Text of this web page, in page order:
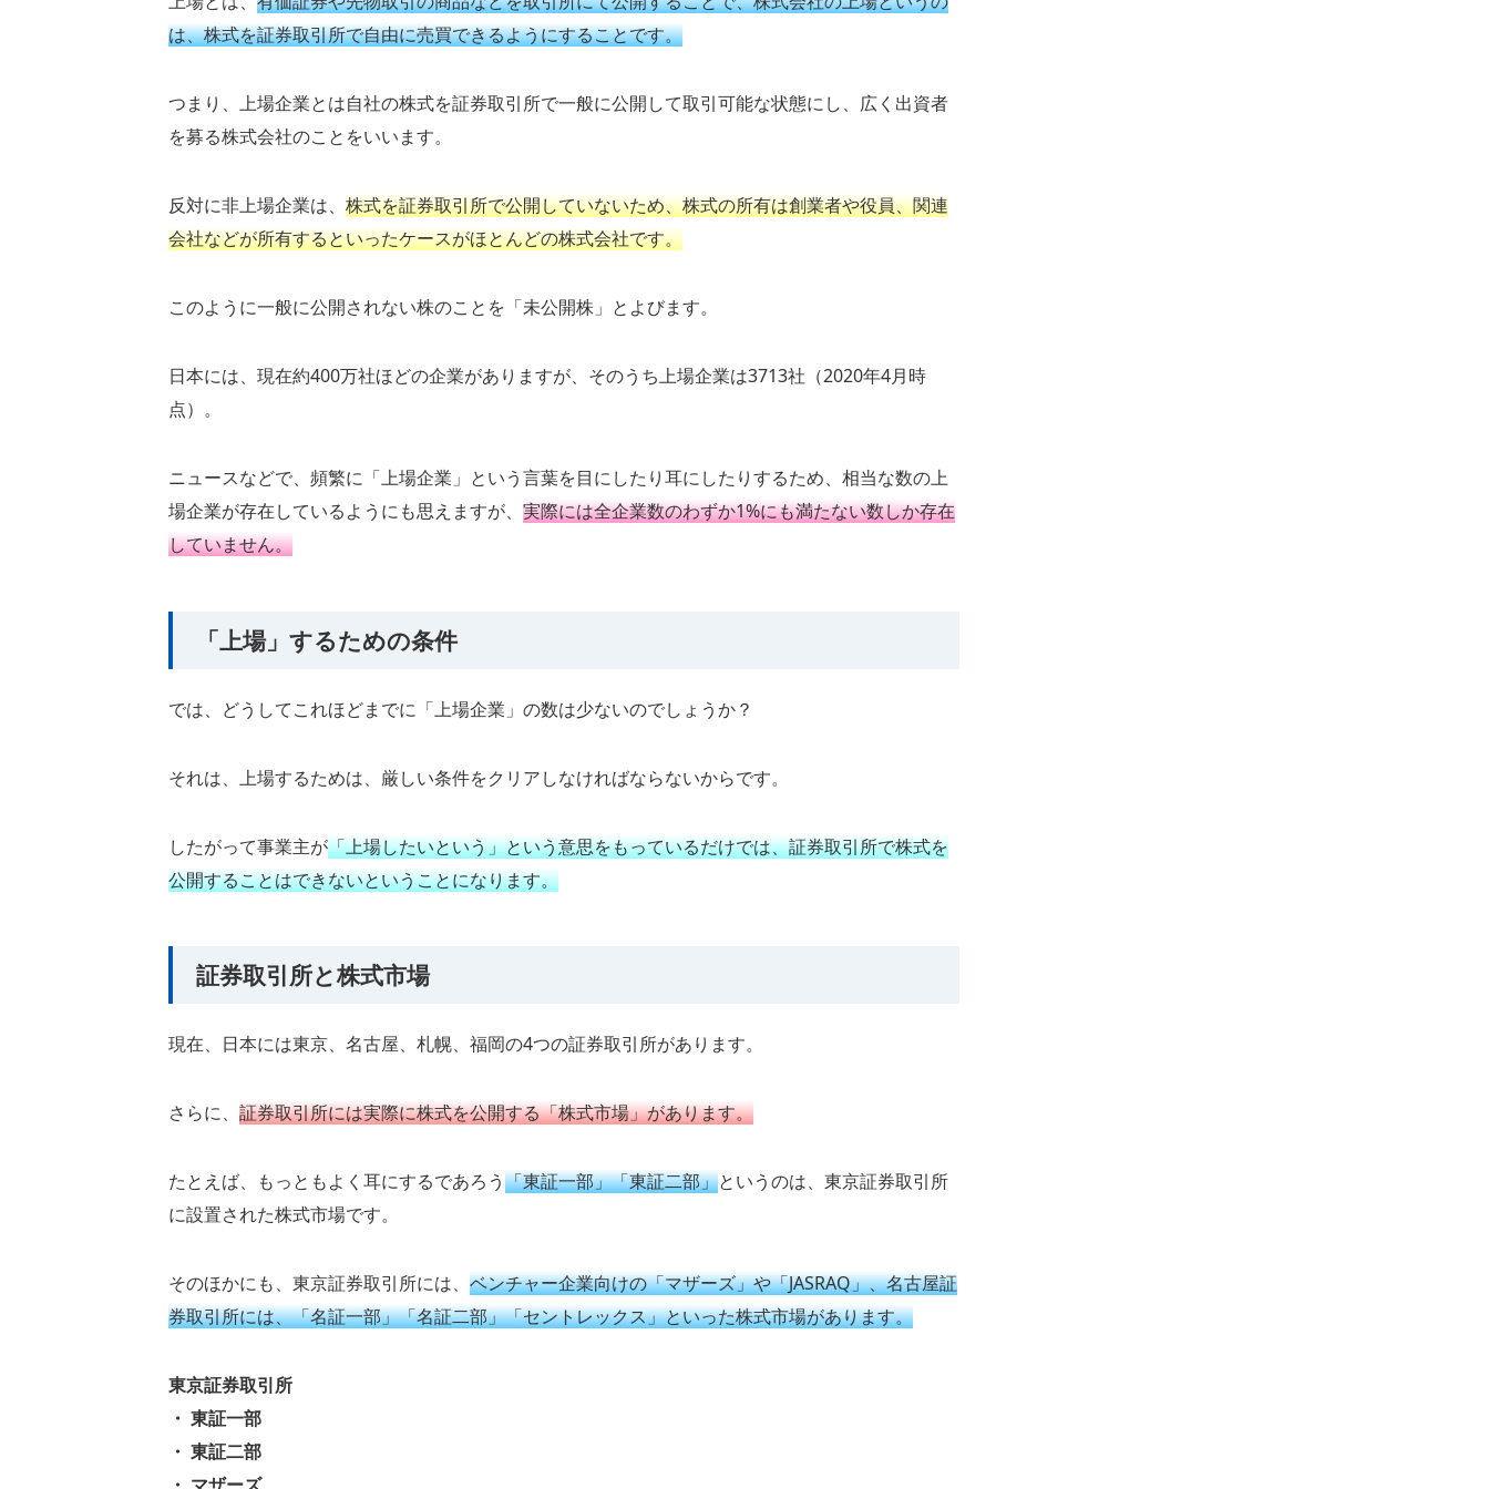
は、株式を証券取引所で自由に売買できるようにすることです。
つまり、上場企業とは自社の株式を証券取引所で一般に公開して取引可能な状態にし、広く出資者
を募る株式会社のことをいいます。
反対に非上場企業は、 株式を証券取引所で公開していないため、株式の所有は創業者や役員、関連
会社などが所有するといったケースがほとんどの株式会社です。
このように一般に公開されない株のことを「未公開株」とよびます。
日本には、現在約400万社ほどの企業がありますが、そのうち上場企業は3713社（2020年4月時
点）。
ニュースなどで、頻繁に「上場企業」という言葉を目にしたり耳にしたりするため、相当な数の上
場企業が存在しているようにも思えますが、 実際には全企業数のわずか1%にも満たない数しか存在
していません。
「上場」するための条件
では、どうしてこれほどまでに「上場企業」の数は少ないのでしょうか？
それは、上場するためは、厳しい条件をクリアしなければならないからです。
したがって事業主が「上場したいという」という意思をもっているだけでは、証券取引所で株式を
公開することはできないということになります。
証券取引所と株式市場
現在、日本には東京、名古屋、札幌、福岡の4つの証券取引所があります。
さらに、 証券取引所には実際に株式を公開する「株式市場」があります。
たとえば、もっともよく耳にするであろう「東証一部」「東証二部」というのは、東京証券取引所
に設置された株式市場です。
そのほかにも、東京証券取引所には、 ベンチャー企業向けの「マザーズ」や「JASRAQ」、名古屋証
券取引所には、「名証一部」「名証二部」「セントレックス」といった株式市場があります。
東京証券取引所
・ 東証一部
・ 東証二部